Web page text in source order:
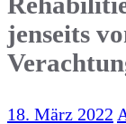
jenseits
18. März 2022